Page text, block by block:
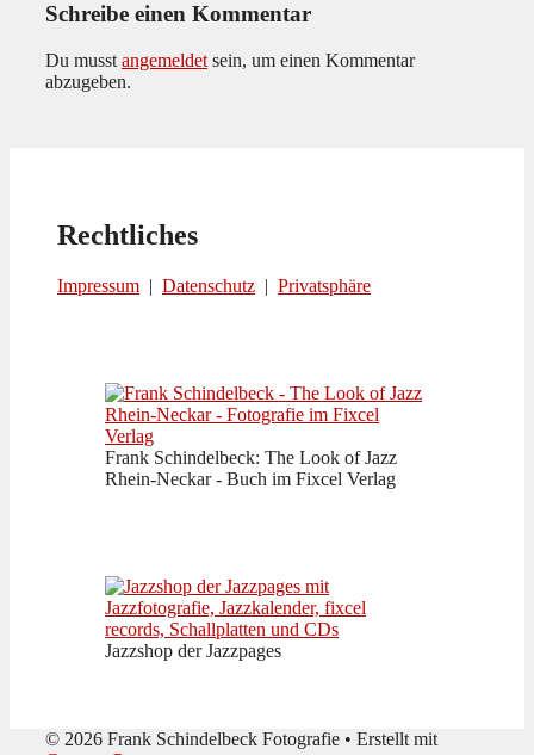
Schreibe einen Kommentar
Du musst angemeldet sein, um einen Kommentar
abzugeben.
Rechtliches
Impressum | Datenschutz | Privatsphäre
Frank Schindelbeck: The Look of Jazz
Rhein-Neckar - Buch im Fixcel Verlag
Jazzshop der Jazzpages
© 2026 Frank Schindelbeck Fotografie • Erstellt mit